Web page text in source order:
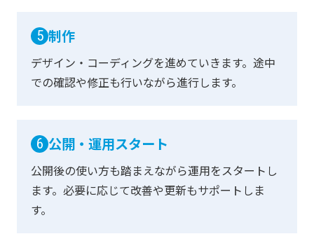
5 制作
デザイン・コーディングを進めていきます。 途中
での確認や修正も行いながら進行します。
6 公開・運用スタート
公開後の使い方も踏まえながら運用をスタートし
ます。 必要に応じて改善や更新もサポートしま
す。